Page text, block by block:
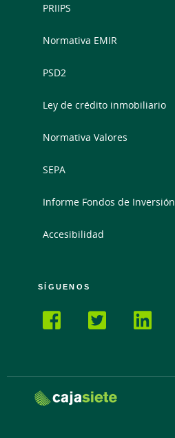
PRIIPS
Normativa EMIR
PSD2
Ley de crédito inmobiliario
Normativa Valores
SEPA
Informe Fondos de Inversión
Accesibilidad
SÍGUENOS